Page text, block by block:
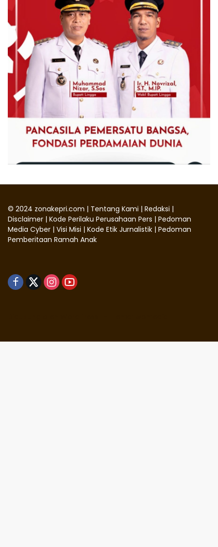
© 2024 zonakepri.com | Tentang Kami | Redaksi |
Disclaimer | Kode Perilaku Perusahaan Pers | Pedoman
Media Cyber | Visi Misi | Kode Etik Jurnalistik | Pedoman
Pemberitaan Ramah Anak